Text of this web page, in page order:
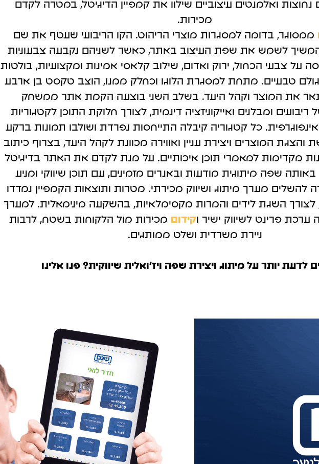
נחוצות ואלמנטים עיצוביים שילוו את קמפיין הדיגיטל, במטרה לקדם
מכירות.
ממסוגר, בדומה למסגרות מוצרי הריהוט. הקו הריבועי שעטף את שם
המשיך לשמש את שפת העיצוב באתר, כאשר לשניהם נקבעה צבעוניות
על צבעי הכחול, ירוק ואדום, שילוב קלאסי אמינות ומקצועיות, בולטות
גולם טבעיים. מתחת למסגרת הלוגו וכחלק ממנו, הוצב טקסט בן ארבע
את המוצר וקהל היעד. בשלב השני בוצעה הקמת אתר ממשחק
ריבועים ומבלנים ואייקוניזציה דינמית, לצורך חלוקת התוכן לקטגוריות
כל קטגוריה קיבלה התייחסות נפרדת ושולבו תמונות ברקע
והצגת המוצרים ויצירת עניין ואווירה מכוונת לקהל היעד, בצרוף כיתוב
מקדימות למאמרי תוכן איכותיים. על מנת לקדם את האתר בדיגיטל
באותה שפה מיתוגית מודעות ובאנרים מזמינים, עם תוכן שיווקי ומניע
להשלים מערך מיתוג ושיווק מכירתי. מטרות ותוצאות הקמפיין נמדדו
לצורך השגת לידים והמרות מקסימלאיות, בהשקעה מינימאלית. למערך
ערכת פרינט לשיווק ישיר וקידום מכירות מול הלקוחות בשטח, לרבות
ניירת משרדית ושלט ממותגים.
לדעת יותר על מיתוג ויצירת שפה ויז'ואלית שיווקית? פנו אלינו